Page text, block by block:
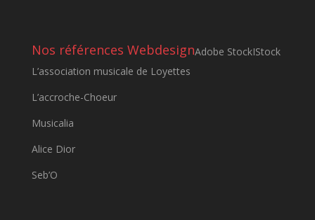
Nos références Webdesign
L’association musicale de Loyettes
L’accroche-Choeur
Musicalia
Alice Dior
Seb’O
Adobe StockIStock